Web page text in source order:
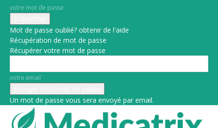
votre mot de passe
Mot de passe oublié? obtenir de l'aide
Récupération de mot de passe
Récupérer votre mot de passe
votre email
Un mot de passe vous sera envoyé par email.